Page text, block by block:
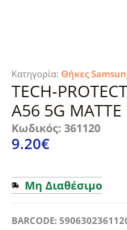
Κατηγορία: Θήκες
TECH-
A56 5G MATTE
Κωδικός: 361120
9.20€
Μη Διαθέσιμο
BARCODE: